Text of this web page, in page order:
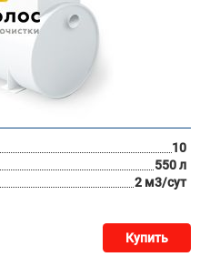
10
550 л
2 м3/сут
Купить